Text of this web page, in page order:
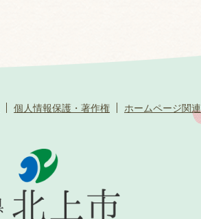
個人情報保護・著作権 ホームページ関連